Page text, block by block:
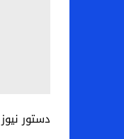
دستور نيوز